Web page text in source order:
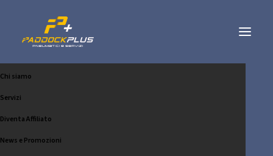
Chi siamo
Servizi
Diventa Affiliato
News e Promozioni
GRAVA PNEUMATICI S.R.L.
CONTATTACI